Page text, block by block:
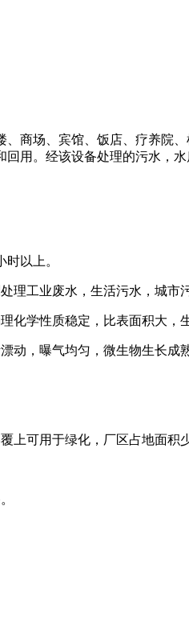
商场、宾馆、饭店、疗养院
用。经该设备处理的污水，
以上。
理工业废水，生活污水，城市
化学性质稳定，比表面积大，
动，曝气均匀，微生物生长成
上可用于绿化，厂区占地面积